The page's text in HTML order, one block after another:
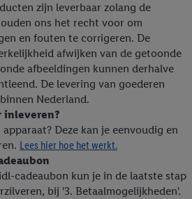
zijn leverbaar zolang de
ons het recht voor om
en fouten te corrigeren. De
afwijken van de getoonde
afbeeldingen kunnen derhalve
De levering van goederen
Nederland.
inleveren?
Deze kan je eenvoudig en
Lees hier hoe het werkt.
cadeaubon kun je in de laatste stap
bij '3. Betaalmogelijkheden'.